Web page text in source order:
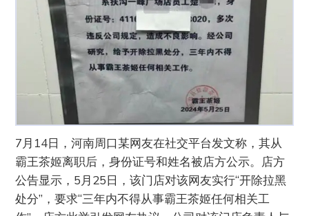
7月14日，河南周口某网友在社交平台发文称，其从
霸王茶姬离职后，身份证号和姓名被店方公示。店方
公告显示，5月25日，该门店对该网友实行“开除拉黑
处分”，要求“三年内不得从事霸王茶姬任何相关工